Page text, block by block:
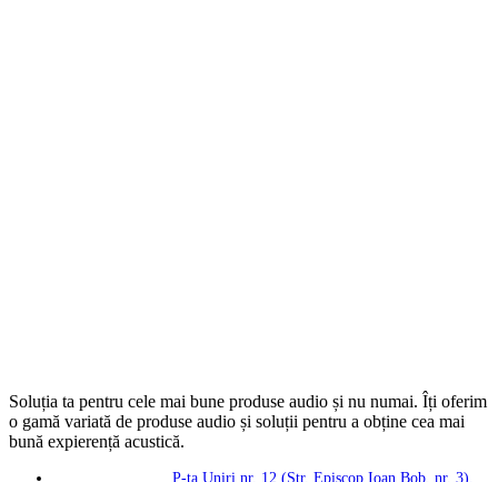
Soluția ta pentru cele mai bune produse audio și nu numai. Îți oferim
o gamă variată de produse audio și soluții pentru a obține cea mai
bună expierență acustică.
P-ța Uniri nr. 12 (Str. Episcop Ioan Bob, nr. 3),